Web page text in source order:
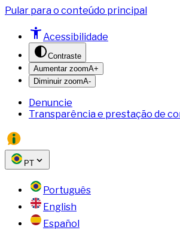
Pular para o conteúdo principal
Acessibilidade
Contraste
Aumentar zoomA+
Diminuir zoomA-
Denuncie
Transparência e prestação de
PT
Português
English
Español